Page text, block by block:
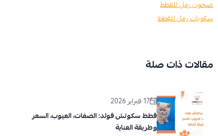
صحون رمل للقطط
سكوبات رمل للقطط
مقالات ذات صلة
17 فبراير 2026
قطط سكوتش فولد: الصفات، العيوب، السعر
وطريقة العناية